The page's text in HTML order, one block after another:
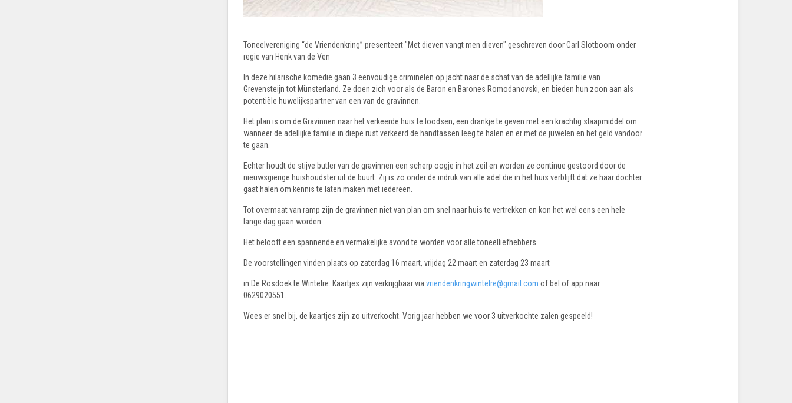
Toneelvereniging “de Vriendenkring” presenteert "Met dieven vangt men dieven" geschreven door Carl Slotboom onder
regie van Henk van de Ven
In deze hilarische komedie gaan 3 eenvoudige criminelen op jacht naar de schat van de adellijke familie van
Grevensteijn tot Münsterland. Ze doen zich voor als de Baron en Barones Romodanovski, en bieden hun zoon aan als
potentiële huwelijkspartner van een van de gravinnen.
Het plan is om de Gravinnen naar het verkeerde huis te loodsen, een drankje te geven met een krachtig slaapmiddel om
wanneer de adellijke familie in diepe rust verkeerd de handtassen leeg te halen en er met de juwelen en het geld vandoor
te gaan.
Echter houdt de stijve butler van de gravinnen een scherp oogje in het zeil en worden ze continue gestoord door de
nieuwsgierige huishoudster uit de buurt. Zij is zo onder de indruk van alle adel die in het huis verblijft dat ze haar dochter
gaat halen om kennis te laten maken met iedereen.
Tot overmaat van ramp zijn de gravinnen niet van plan om snel naar huis te vertrekken en kon het wel eens een hele
lange dag gaan worden.
Het belooft een spannende en vermakelijke avond te worden voor alle toneelliefhebbers.
De voorstellingen vinden plaats op zaterdag 16 maart, vrijdag 22 maart en zaterdag 23 maart
in De Rosdoek te Wintelre. Kaartjes zijn verkrijgbaar via vriendenkringwintelre@gmail.com of bel of app naar
0629020551.
Wees er snel bij, de kaartjes zijn zo uitverkocht. Vorig jaar hebben we voor 3 uitverkochte zalen gespeeld!